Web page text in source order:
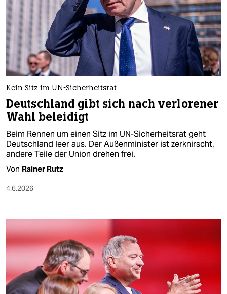
Kein Sitz im UN-Sicherheitsrat
Deutschland gibt sich nach verlorener
Wahl beleidigt
Beim Rennen um einen Sitz im UN-Sicherheitsrat geht
Deutschland leer aus. Der Außenminister ist zerknirscht,
andere Teile der Union drehen frei.
Von Rainer Rutz
4.6.2026